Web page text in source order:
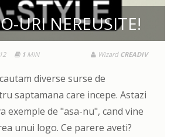
URI NEREUSITE!
1 MIN Wizard CREADIV
diverse surse de
saptamana care incepe. Astazi
exemple de "asa-nu", cand vine
unui logo. Ce parere aveti?